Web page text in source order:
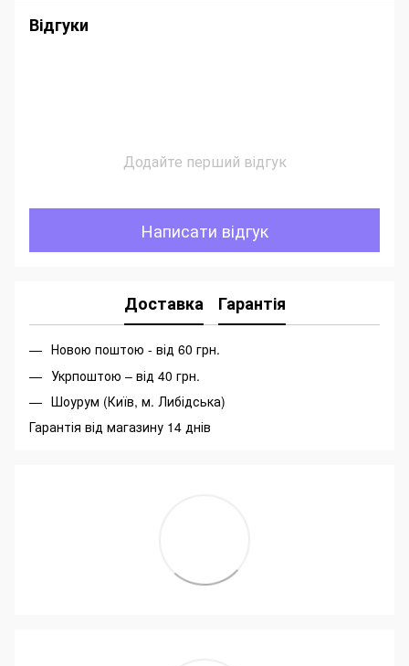
Відгуки
Додайте перший відгук
Написати відгук
Доставка Гарантія
Новою поштою - від 60 грн.
Укрпоштою – від 40 грн.
Шоурум (Київ, м. Либідська)
Гарантія від магазину 14 днів